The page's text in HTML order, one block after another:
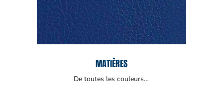
MATIÈRES
De toutes les couleurs…